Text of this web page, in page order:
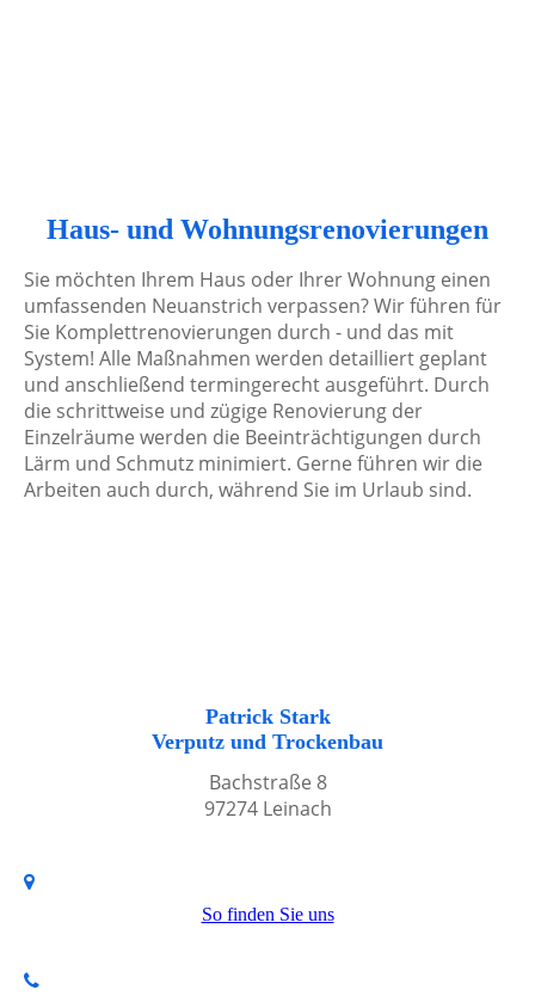
Haus- und Wohnungsrenovierungen
Sie möchten Ihrem Haus oder Ihrer Wohnung einen
umfassenden Neuanstrich verpassen? Wir führen für
Sie Komplettrenovierungen durch - und das mit
System! Alle Maßnahmen werden detailliert geplant
und anschließend termingerecht ausgeführt. Durch
die schrittweise und zügige Renovierung der
Einzelräume werden die Beeinträchtigungen durch
Lärm und Schmutz minimiert. Gerne führen wir die
Arbeiten auch durch, während Sie im Urlaub sind.
Patrick Stark
Verputz und Trockenbau
Bachstraße 8
97274 Leinach
So finden Sie uns